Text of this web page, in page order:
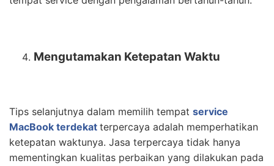
Mengutamakan Ketepatan Waktu
Tips selanjutnya dalam memilih tempat service
MacBook terdekat terpercaya adalah memperhatikan
ketepatan waktunya. Jasa terpercaya tidak hanya
mementingkan kualitas perbaikan yang dilakukan pada